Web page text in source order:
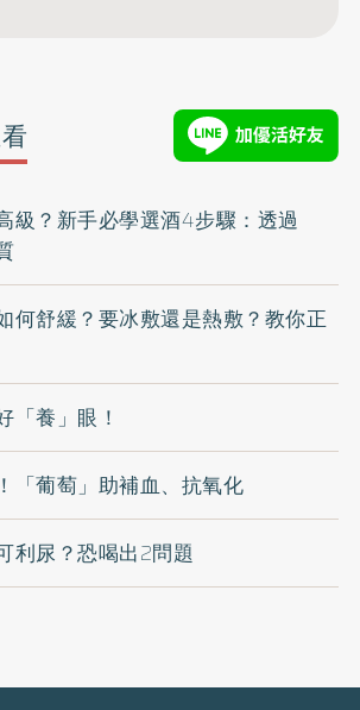
級？新手必學選酒4步驟：透過
何舒緩？要冰敷還是熱敷？教你正
養」眼！
「葡萄」助補血、抗氧化
利尿？恐喝出2問題